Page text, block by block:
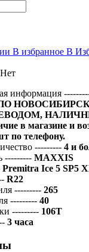
В избранное В
Нет
информация
в магазине и
по телефону.
--------- 4 и
--------- MAXXIS
Premitra Ice 5 SP5
R22
--------- 265
--------- 40
--------- 106T
3 часа